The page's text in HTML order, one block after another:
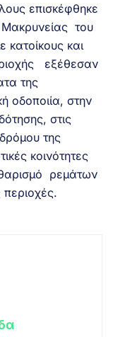
επισκέφθηκε
Μακρυνείας του
κατοίκους και
εξέθεσαν
της
οδοποιία, στην
στις
της
κοινότητες
ρεμάτων
περιοχές.